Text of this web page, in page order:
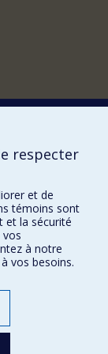
respecter
et de
témoins sont
et la sécurité
vos
à notre
vos besoins.